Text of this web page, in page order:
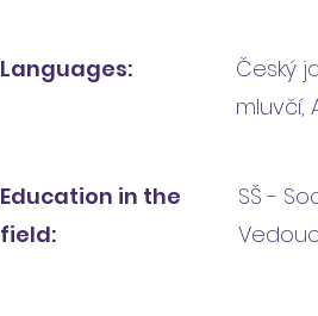
Languages:
Český
mluvčí,
Education in the
field:
SŠ -